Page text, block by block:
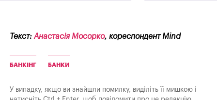
Текст: Анастасія Мосорко, кореспондент Mind
БАНКІНГ БАНКИ
У випадку, якщо ви знайшли помилку, виділіть її мишкою і